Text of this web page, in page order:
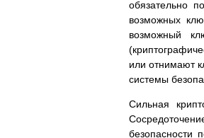
обязательно
возможных
возможный
или отнимают
системы
Сильная
безопасности